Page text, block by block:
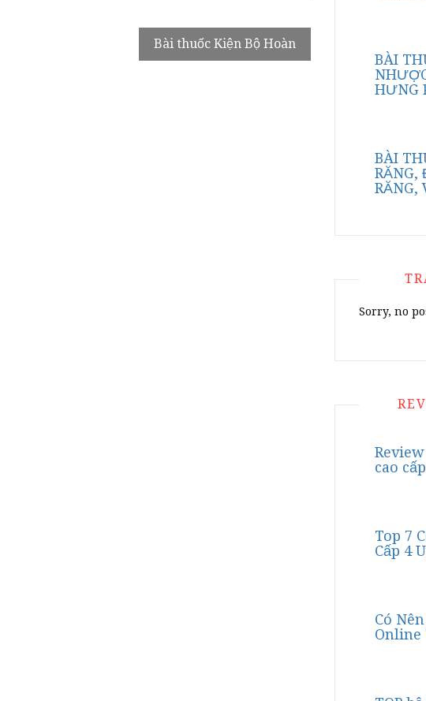
Bài thuốc Kiện Bộ Hoàn
BÀI
HƯNG
BÀI
RĂNG,
RĂNG,
Sorry, no
cao cấp
Top 7
Cấp 4
Có
Online